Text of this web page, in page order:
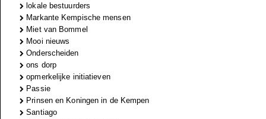
lokale bestuurders
Markante Kempische mensen
Miet van Bommel
Mooi nieuws
Onderscheiden
ons dorp
opmerkelijke initiatieven
Passie
Prinsen en Koningen in de Kempen
Santiago